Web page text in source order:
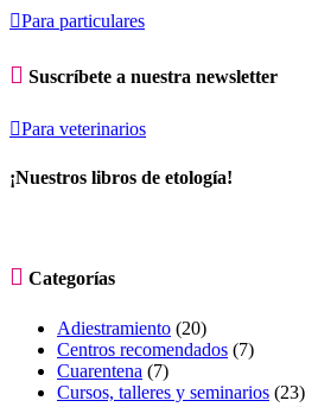
Para particulares
 Suscríbete a nuestra newsletter
Para veterinarios
¡Nuestros libros de etología!
 Categorías
Adiestramiento (20)
Centros recomendados (7)
Cuarentena (7)
Cursos, talleres y seminarios (23)